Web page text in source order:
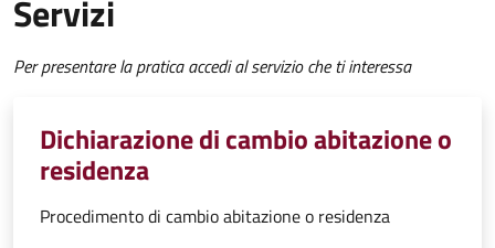
Servizi
Per presentare la pratica accedi al servizio che ti interessa
Dichiarazione di cambio abitazione o
residenza
Procedimento di cambio abitazione o residenza